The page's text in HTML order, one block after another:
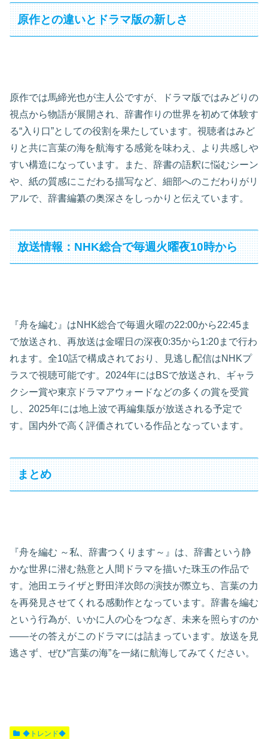
原作との違いとドラマ版の新しさ
原作では馬締光也が主人公ですが、ドラマ版ではみどりの
視点から物語が展開され、辞書作りの世界を初めて体験す
る“入り口”としての役割を果たしています。視聴者はみど
りと共に言葉の海を航海する感覚を味わえ、より共感しや
すい構造になっています。また、辞書の語釈に悩むシーン
や、紙の質感にこだわる描写など、細部へのこだわりがリ
アルで、辞書編纂の奥深さをしっかりと伝えています。
放送情報：NHK総合で毎週火曜夜10時から
『舟を編む』はNHK総合で毎週火曜の22:00から22:45ま
で放送され、再放送は金曜日の深夜0:35から1:20まで行わ
れます。全10話で構成されており、見逃し配信はNHKプ
ラスで視聴可能です。2024年にはBSで放送され、ギャラ
クシー賞や東京ドラマアウォードなどの多くの賞を受賞
し、2025年には地上波で再編集版が放送される予定で
す。国内外で高く評価されている作品となっています。
まとめ
『舟を編む ～私、辞書つくります～』は、辞書という静
かな世界に潜む熱意と人間ドラマを描いた珠玉の作品で
す。池田エライザと野田洋次郎の演技が際立ち、言葉の力
を再発見させてくれる感動作となっています。辞書を編む
という行為が、いかに人の心をつなぎ、未来を照らすのか
――その答えがこのドラマには詰まっています。放送を見
逃さず、ぜひ“言葉の海”を一緒に航海してみてください。
◆トレンド◆